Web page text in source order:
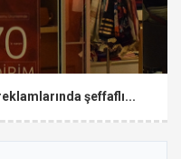
şeffaflı...